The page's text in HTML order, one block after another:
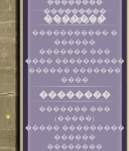
��������
���������
� �������
�������
����������� �
������
������� ���
���� ����������
������ �������
����
��������
������� ���
(�����)
����� ���������
������
��������